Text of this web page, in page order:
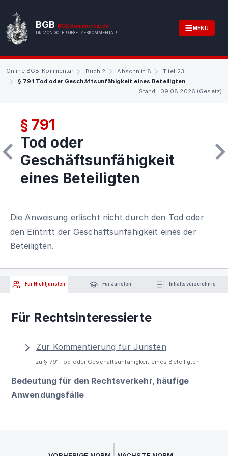
BGB BGB.Kommentar.de
DR. VON GÖLER GESETZESKOMMENTAR
MENU
Online BGB-Kommentar Buch 2 Abschnitt 8
Titel 23
§ 791 Tod oder Geschäftsunfähigkeit eines Beteiligten
Stand: 09.08.2026 (Gesetz)
§ 791
Tod oder
Geschäftsunfähigkeit
eines Beteiligten
Die Anweisung erlischt nicht durch den Tod oder
den Eintritt der Geschäftsunfähigkeit eines der
Beteiligten.
Für Nichtjuristen Für Juristen Inhaltsverzeichnis
Für Rechtsinteressierte
Zur Kommentierung für Juristen
zu § 791 Tod oder Geschäftsunfähigkeit eines Beteiligten
Bedeutung für den Rechtsverkehr, häufige
Anwendungsfälle